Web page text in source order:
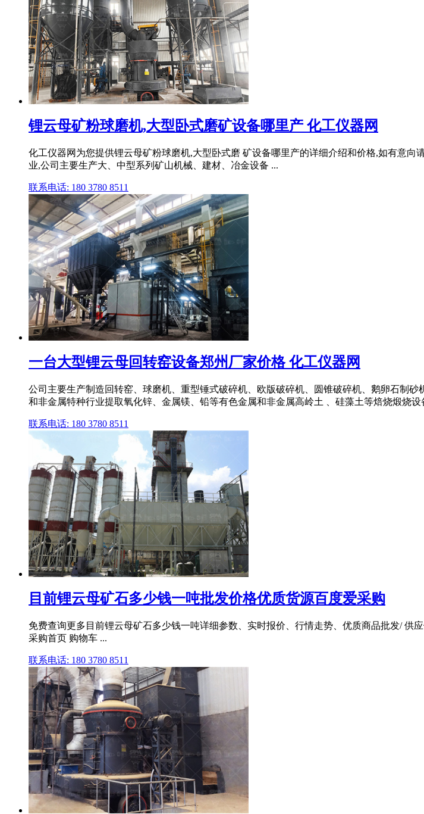
锂云母矿粉球磨机,大型卧式磨矿设备哪里产 化工仪器网
化工仪器网为您提供锂云母矿粉球磨机,大型卧式磨 矿设备哪里产的详细介绍和价格,如有意
业,公司主要生产大、中型系列矿山机械、建材、冶金设备 ...
联系电话: 180 3780 8511
一台大型锂云母回转窑设备郑州厂家价格 化工仪器网
公司主要生产制造回转窑、球磨机、重型锤式破碎机、欧版破碎机、圆锥破碎机、鹅卵石制
和非金属特种行业提取氧化锌、金属镁、铅等有色金属和非金属高岭土 、硅藻土等焙烧煅烧设
联系电话: 180 3780 8511
目前锂云母矿石多少钱一吨批发价格优质货源百度爱采购
免费查询更多目前锂云母矿石多少钱一吨详细参数、实时报价、行情走势、优质商品批发/
采购首页 购物车 ...
联系电话: 180 3780 8511